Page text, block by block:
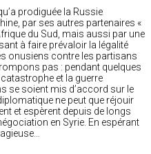
prodiguée la Russie
par ses autres partenaires «
du Sud, mais aussi par une
à faire prévaloir la légalité
onusiens contre les partisans
pas : pendant quelques
et la guerre
se soient mis d’accord sur le
ne peut que réjouir
et espèrent depuis de longs
en Syrie. En espérant